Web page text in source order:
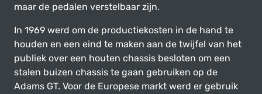
maar de pedalen verstelbaar zijn.
In 1969 werd om de productiekosten in de hand te
houden en een eind te maken aan de twijfel van het
publiek over een houten chassis besloten om een
stalen buizen chassis te gaan gebruiken op de
Adams GT. Voor de Europese markt werd er gebruik